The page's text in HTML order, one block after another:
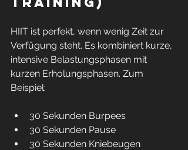
HIIT ist perfekt, wenn wenig Zeit zur
Verfügung steht. Es kombiniert kurze,
intensive Belastungsphasen mit
kurzen Erholungsphasen. Zum
Beispiel:
30 Sekunden Burpees
30 Sekunden Pause
30 Sekunden Kniebeugen